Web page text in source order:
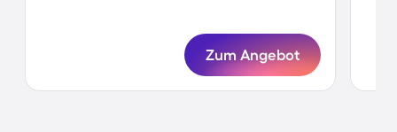
Zum Angebot